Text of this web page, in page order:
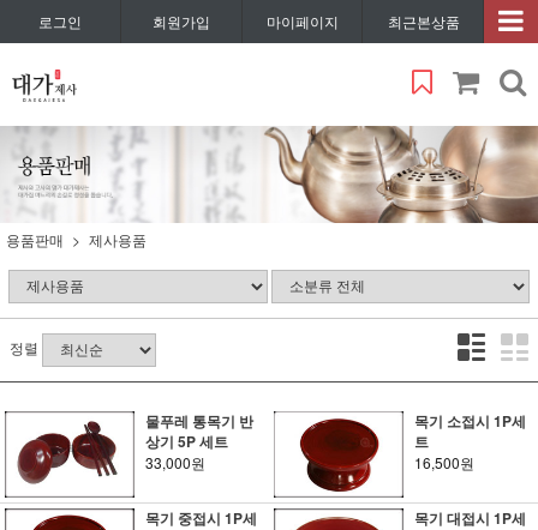
로그인 회원가입 마이페이지 최근본상품
용품판매 제사용품
정렬
물푸레 통목기 반
상기 5P 세트
33,000원
목기 소접시 1P세
트
16,500원
목기 중접시 1P세
목기 대접시 1P세